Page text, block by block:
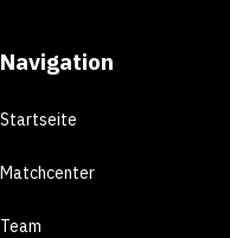
Navigation
Startseite
Matchcenter
Team